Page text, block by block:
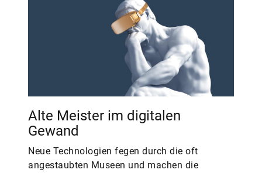
Alte Meister im digitalen
Gewand
Neue Technologien fegen durch die oft
angestaubten Museen und machen die